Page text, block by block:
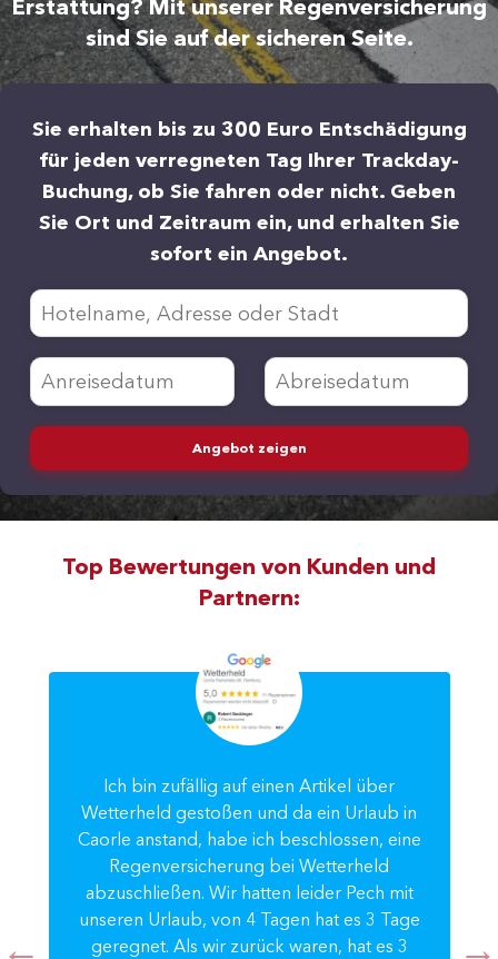
Erstattung? Mit unserer Regenversicherung
sind Sie auf der sicheren Seite.
Sie erhalten bis zu 300 Euro Entschädigung
für jeden verregneten Tag Ihrer Trackday-
Buchung, ob Sie fahren oder nicht. Geben
Sie Ort und Zeitraum ein, und erhalten Sie
sofort ein Angebot.
Angebot zeigen
Top Bewertungen von Kunden und
Partnern:
Ich bin zufällig auf einen Artikel über
Wetterheld gestoßen und da ein Urlaub in
Caorle anstand, habe ich beschlossen, eine
Regenversicherung bei Wetterheld
abzuschließen. Wir hatten leider Pech mit
unseren Urlaub, von 4 Tagen hat es 3 Tage
geregnet. Als wir zurück waren, hat es 3